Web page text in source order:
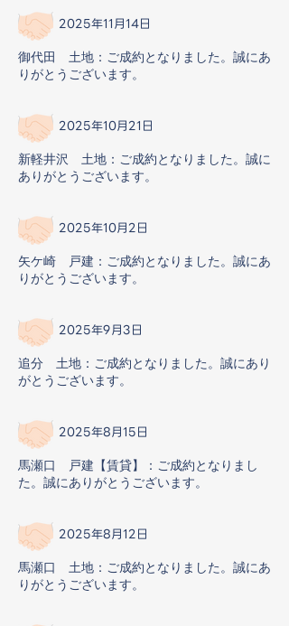
2025年11月14日
御代田 土地：ご成約となりました。誠にあ
りがとうございます。
2025年10月21日
新軽井沢 土地：ご成約となりました。誠に
ありがとうございます。
2025年10月2日
矢ケ崎 戸建：ご成約となりました。誠にあ
りがとうございます。
2025年9月3日
追分 土地：ご成約となりました。誠にあり
がとうございます。
2025年8月15日
馬瀬口 戸建【賃貸】：ご成約となりまし
た。誠にありがとうございます。
2025年8月12日
馬瀬口 土地：ご成約となりました。誠にあ
りがとうございます。